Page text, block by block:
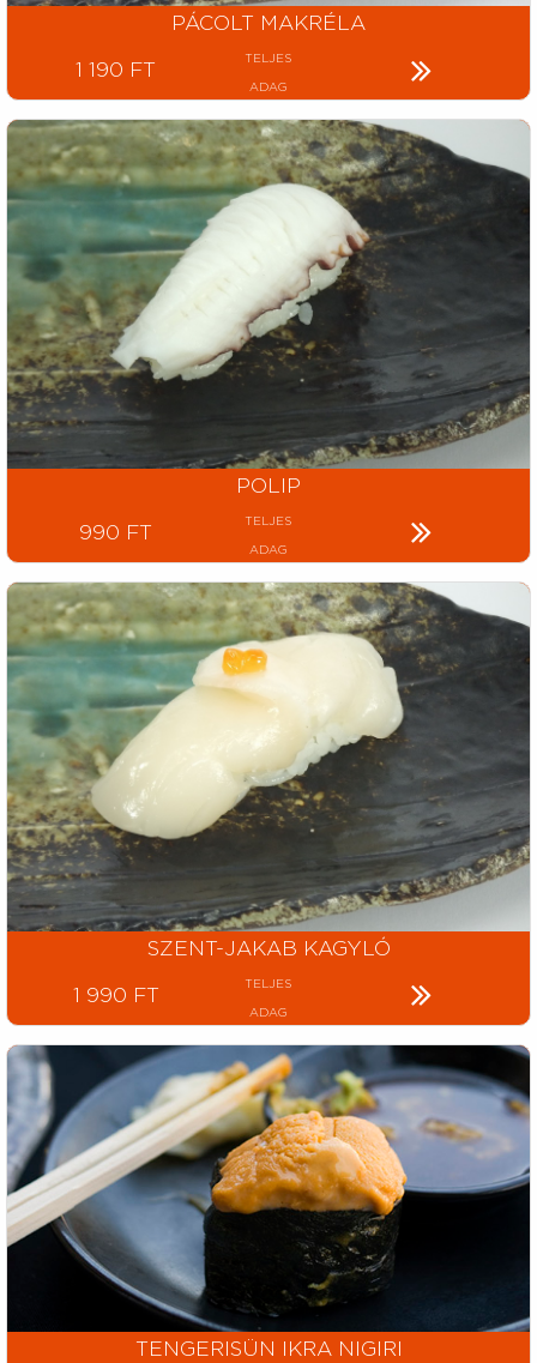
PÁCOLT MAKRÉLA
1 190 FT
TELJES
ADAG
POLIP
990 FT
TELJES
ADAG
SZENT-JAKAB KAGYLÓ
1 990 FT
TELJES
ADAG
TENGERISÜN IKRA NIGIRI